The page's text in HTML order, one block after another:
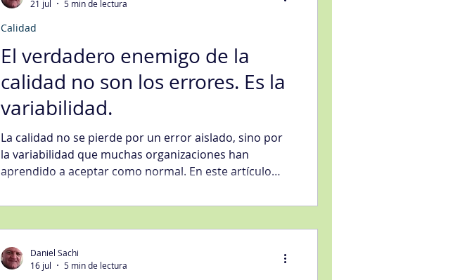
empresarial.
El verdadero enemigo de la
calidad no son los errores. Es la
variabilidad.
La calidad no se pierde por un error aislado, sino por
la variabilidad que muchas organizaciones han
aprendido a aceptar como normal. En este artículo
Artificial y la analítica de datos, permite transformar la
problemas y fortaleciendo la confianza de los clientes.
Calidad
21 jul
5 min de lectura
Daniel Sachi
16 jul
5 min de lectura